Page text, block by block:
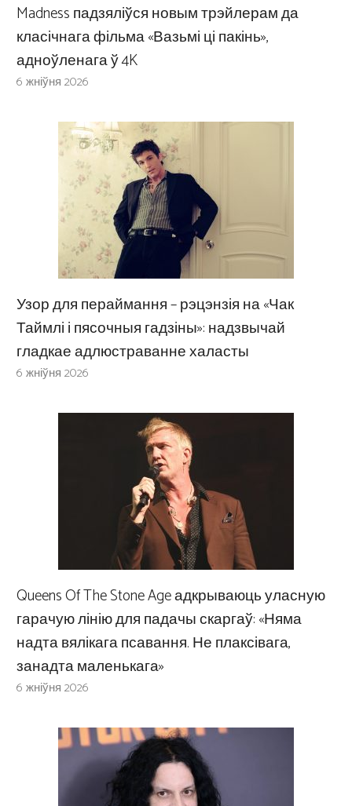
Madness падзяліўся новым трэйлерам да
класічнага фільма «Вазьмі ці пакінь»,
адноўленага ў 4K
6 жніўня 2026
Узор для пераймання – рэцэнзія на «Чак
Таймлі і пясочныя гадзіны»: надзвычай
гладкае адлюстраванне халасты
6 жніўня 2026
Queens Of The Stone Age адкрываюць уласную
гарачую лінію для падачы скаргаў: «Няма
надта вялікага псавання. Не плаксівага,
занадта маленькага»
6 жніўня 2026